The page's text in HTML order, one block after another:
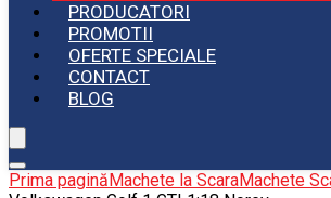
PRODUCATORI
PROMOTII
OFERTE SPECIALE
CONTACT
BLOG
Prima paginăMachete la ScaraMachete